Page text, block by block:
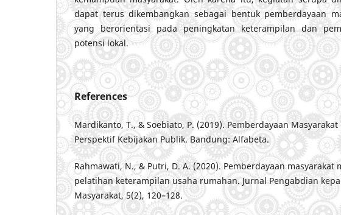
dapat terus dikembangkan sebagai bentuk pemberdayaan
yang berorientasi pada peningkatan keterampilan dan
potensi lokal.
References
Mardikanto, T., & Soebiato, P. (2019). Pemberdayaan
Perspektif Kebijakan Publik. Bandung: Alfabeta.
Rahmawati, N., & Putri, D. A. (2020). Pemberdayaan masyarakat
pelatihan keterampilan usaha rumahan. Jurnal Pengabdian
Masyarakat, 5(2), 120–128.